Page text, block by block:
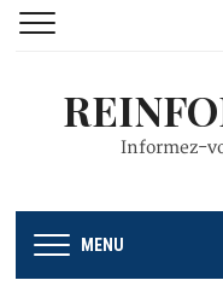
Informez-
MENU